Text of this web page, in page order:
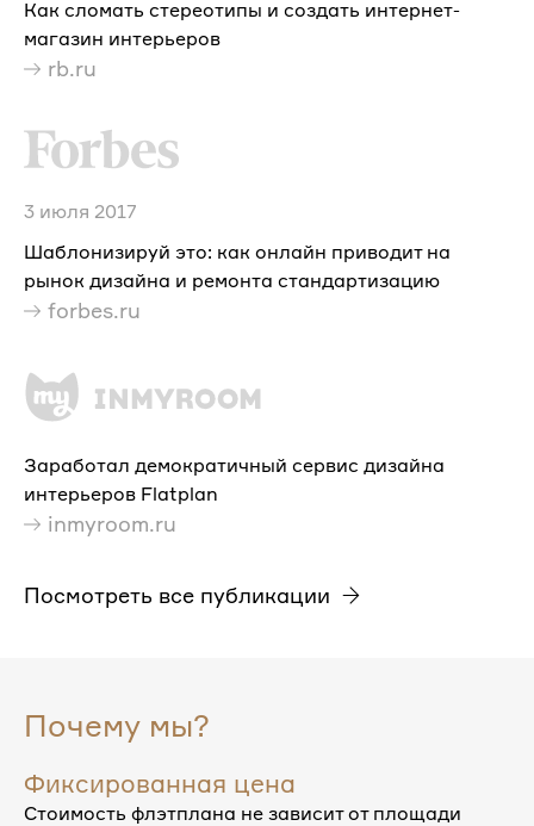
Как сломать стереотипы и создать интернет-
магазин интерьеров
rb.ru
3 июля 2017
Шаблонизируй это: как онлайн приводит на
рынок дизайна и ремонта стандартизацию
forbes.ru
Заработал демократичный сервис дизайна
интерьеров Flatplan
inmyroom.ru
Посмотреть все публикации
Почему мы?
Фиксированная цена
Стоимость флэтплана не зависит от площади